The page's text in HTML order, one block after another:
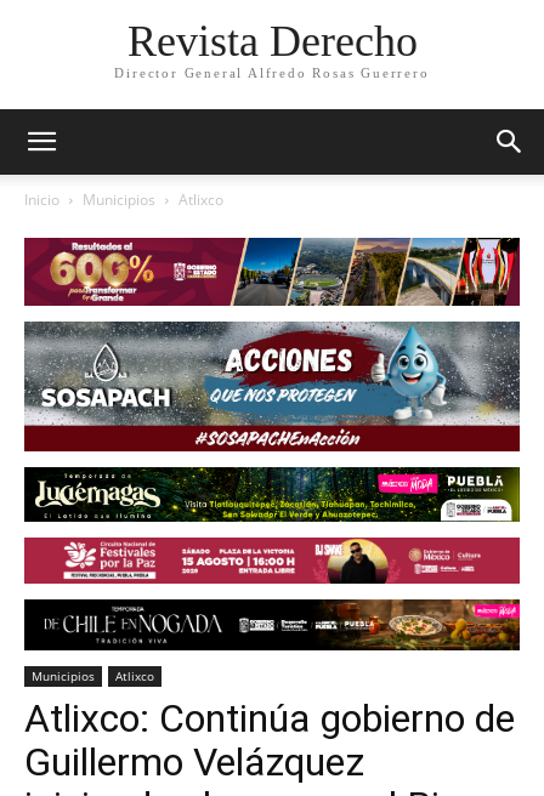
Revista Derecho
Director General Alfredo Rosas Guerrero
Inicio Municipios Atlixco
Municipios Atlixco
Atlixco: Continúa gobierno de
Guillermo Velázquez